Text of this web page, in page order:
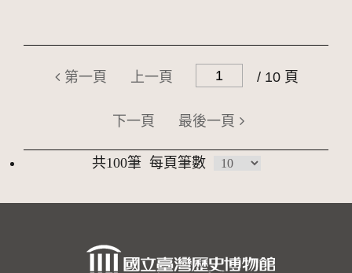
第一頁 上一頁 / 10 頁
下一頁 最後一頁
共100筆 每頁筆數